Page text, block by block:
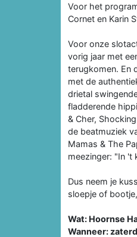
Voor het
Cornet en Karin
Voor onze
vorig jaar met
terugkomen. En
met de
drietal
fladderende
& Cher,
de beatmuziek
Mamas & The
meezinger: "In 't
Dus neem je
sloepje of
Wat: Hoornse
Wanneer: